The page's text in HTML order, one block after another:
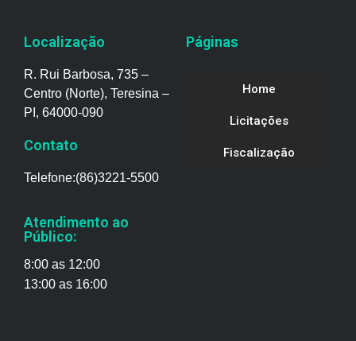
Localização
R. Rui Barbosa, 735 –
Centro (Norte), Teresina –
PI, 64000-090
Contato
Telefone:(86)3221-5500
Atendimento ao
Público:
8:00 as 12:00
13:00 as 16:00
Páginas
Home
Licitações
Fiscalização